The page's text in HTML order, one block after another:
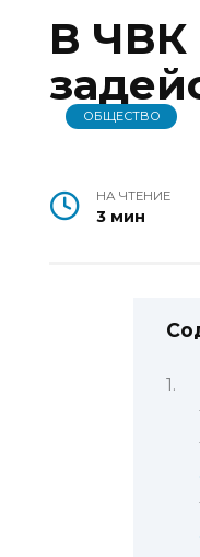
В ЧВК
ОБЩЕСТВО
НА ЧТЕНИЕ
3 мин